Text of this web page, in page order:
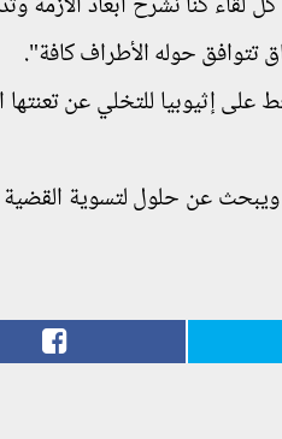
تتوافق حوله الأطراف كافة".
على إثيوبيا للتخلي عن
عن حلول لتسوية القضية